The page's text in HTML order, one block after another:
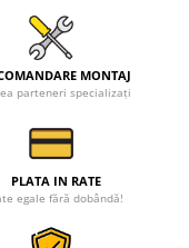
MONTAJ
parteneri specializați
PLATA IN RATE
egale fără dobândă!